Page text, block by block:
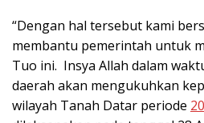
“Dengan hal tersebut kami
membantu pemerintah untuk
Tuo ini. Insya Allah dalam
daerah akan mengukuhkan
wilayah Tanah Datar periode